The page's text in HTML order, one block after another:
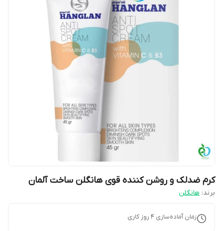
کرم ضدلک و روشن کننده قوی هانگلن ساخت آلمان
برند: هانگلن
زمان آماده‌سازی 4 روز کاری